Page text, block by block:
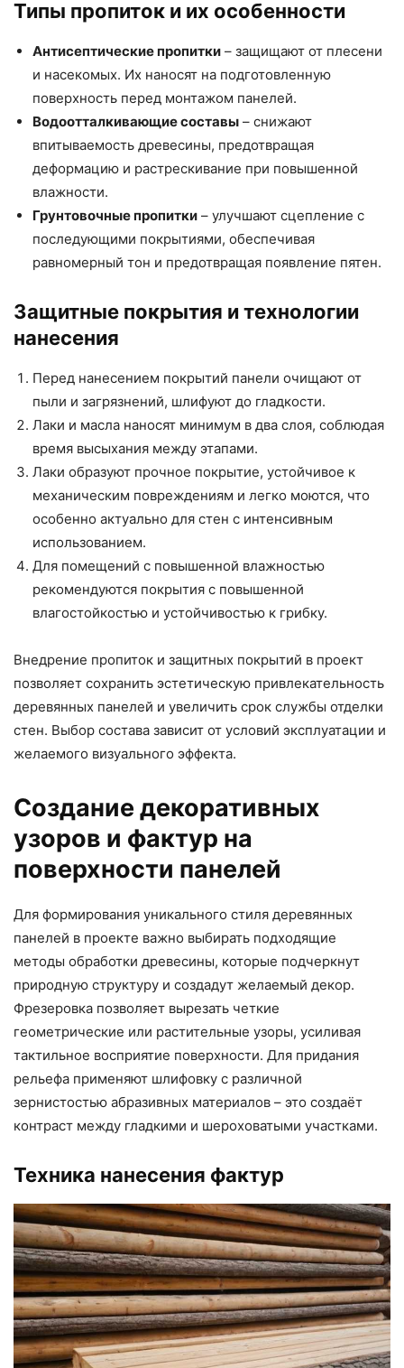
Типы пропиток и их особенности
Антисептические пропитки – защищают от плесени
и насекомых. Их наносят на подготовленную
поверхность перед монтажом панелей.
Водоотталкивающие составы – снижают
впитываемость древесины, предотвращая
деформацию и растрескивание при повышенной
влажности.
Грунтовочные пропитки – улучшают сцепление с
последующими покрытиями, обеспечивая
равномерный тон и предотвращая появление пятен.
Защитные покрытия и технологии
нанесения
Перед нанесением покрытий панели очищают от
пыли и загрязнений, шлифуют до гладкости.
Лаки и масла наносят минимум в два слоя, соблюдая
время высыхания между этапами.
Лаки образуют прочное покрытие, устойчивое к
механическим повреждениям и легко моются, что
особенно актуально для стен с интенсивным
использованием.
Для помещений с повышенной влажностью
рекомендуются покрытия с повышенной
влагостойкостью и устойчивостью к грибку.
Внедрение пропиток и защитных покрытий в проект
позволяет сохранить эстетическую привлекательность
деревянных панелей и увеличить срок службы отделки
стен. Выбор состава зависит от условий эксплуатации и
желаемого визуального эффекта.
Создание декоративных
узоров и фактур на
поверхности панелей
Для формирования уникального стиля деревянных
панелей в проекте важно выбирать подходящие
методы обработки древесины, которые подчеркнут
природную структуру и создадут желаемый декор.
Фрезеровка позволяет вырезать четкие
геометрические или растительные узоры, усиливая
тактильное восприятие поверхности. Для придания
рельефа применяют шлифовку с различной
зернистостью абразивных материалов – это создаёт
контраст между гладкими и шероховатыми участками.
Техника нанесения фактур